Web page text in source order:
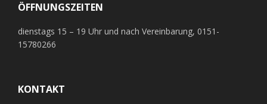
ÖFFNUNGSZEITEN
dienstags 15 – 19 Uhr und nach Vereinbarung, 0151-
15780266
KONTAKT